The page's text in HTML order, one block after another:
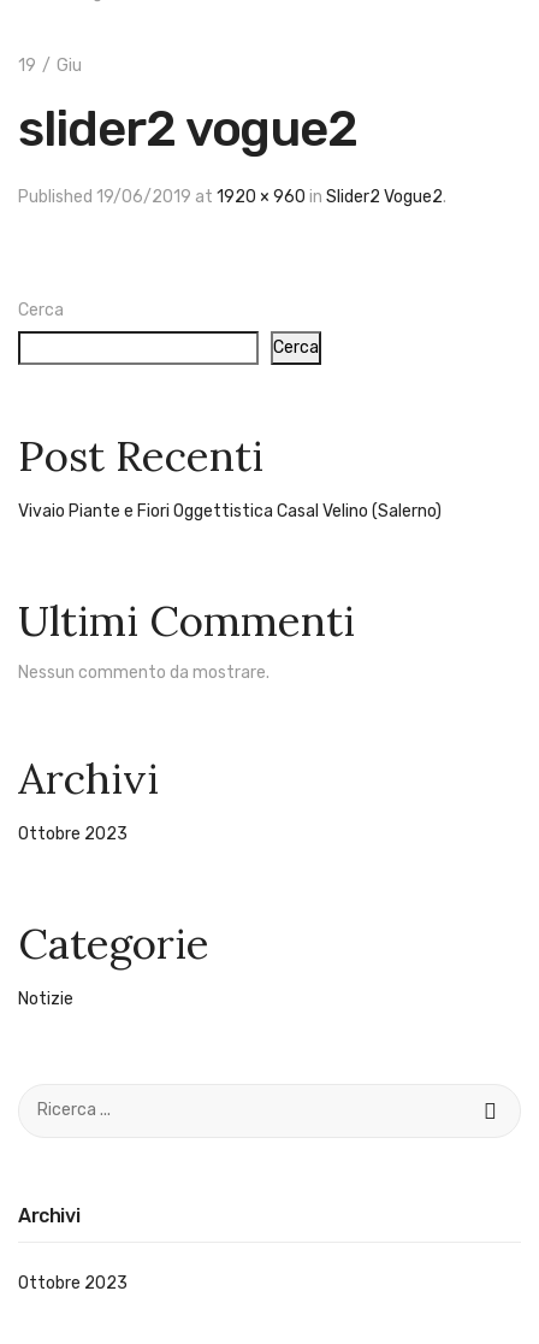
Termini e Condizioni
Spedizione GratuitaPer ordini da
19 / Giu
slider2 vogue2
Published 19/06/2019 at 1920 × 960 in Slider2 Vogue2.
Cerca
Cerca
Post Recenti
Vivaio Piante e Fiori Oggettistica Casal Velino (Salerno)
Ultimi Commenti
Nessun commento da mostrare.
Archivi
Ottobre 2023
Categorie
Notizie
Archivi
Ottobre 2023